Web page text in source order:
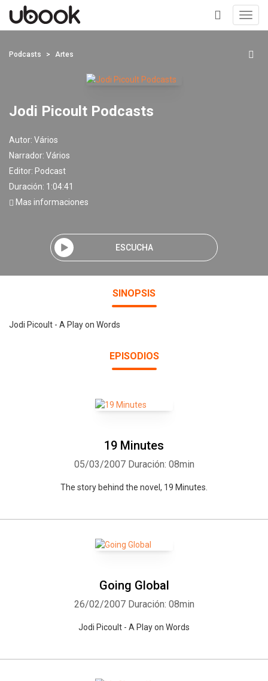
+
Podcasts Artes
Jodi Picoult Podcasts
Autor: Vários
Narrador: Vários
Editor: Podcast
Duración: 1:04:41
Mas informaciones
ESCUCHA
SINOPSIS
Jodi Picoult - A Play on Words
EPISODIOS
19 Minutes
05/03/2007 Duración: 08min
The story behind the novel, 19 Minutes.
Going Global
26/02/2007 Duración: 08min
Jodi Picoult - A Play on Words